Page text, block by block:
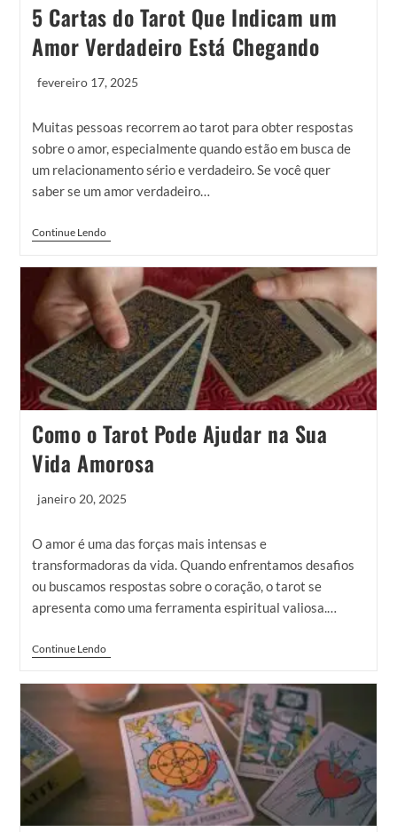
5 Cartas do Tarot Que Indicam um
Amor Verdadeiro Está Chegando
fevereiro 17, 2025
Muitas pessoas recorrem ao tarot para obter respostas
sobre o amor, especialmente quando estão em busca de
um relacionamento sério e verdadeiro. Se você quer
saber se um amor verdadeiro…
Continue Lendo
Como o Tarot Pode Ajudar na Sua
Vida Amorosa
janeiro 20, 2025
O amor é uma das forças mais intensas e
transformadoras da vida. Quando enfrentamos desafios
ou buscamos respostas sobre o coração, o tarot se
apresenta como uma ferramenta espiritual valiosa.…
Continue Lendo